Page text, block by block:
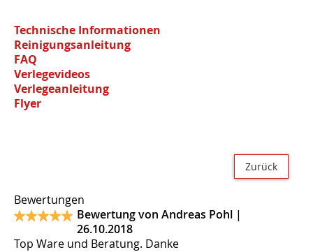
Technische Informationen
Reinigungsanleitung
FAQ
Verlegevideos
Verlegeanleitung
Flyer
Zurück
Bewertungen
Bewertung von Andreas Pohl |
26.10.2018
Top Ware und Beratung. Danke